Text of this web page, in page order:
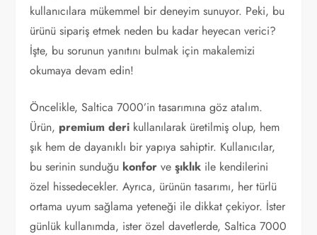
kullanıcılara mükemmel bir deneyim sunuyor. Peki, bu
ürünü sipariş etmek neden bu kadar heyecan verici?
İşte, bu sorunun yanıtını bulmak için makalemizi
okumaya devam edin!
Öncelikle, Saltica 7000’in tasarımına göz atalım.
Ürün, premium deri kullanılarak üretilmiş olup, hem
şık hem de dayanıklı bir yapıya sahiptir. Kullanıcılar,
bu serinin sunduğu konfor veşıklık ile kendilerini
özel hissedecekler. Ayrıca, ürünün tasarımı, her türlü
ortama uyum sağlama yeteneği ile dikkat çekiyor. İster
günlük kullanımda, ister özel davetlerde, Saltica 7000